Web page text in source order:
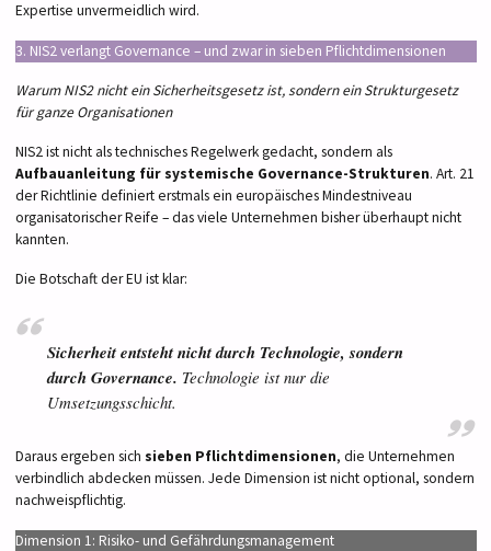
Expertise unvermeidlich wird.
3. NIS2 verlangt Governance – und zwar in sieben Pflichtdimensionen
Warum NIS2 nicht ein Sicherheitsgesetz ist, sondern ein Strukturgesetz
für ganze Organisationen
NIS2 ist nicht als technisches Regelwerk gedacht, sondern als
Aufbauanleitung für systemische Governance-Strukturen. Art. 21
der Richtlinie definiert erstmals ein europäisches Mindestniveau
organisatorischer Reife – das viele Unternehmen bisher überhaupt nicht
kannten.
Die Botschaft der EU ist klar:
Sicherheit entsteht nicht durch Technologie, sondern
durch Governance. Technologie ist nur die
Umsetzungsschicht.
Daraus ergeben sich sieben Pflichtdimensionen, die Unternehmen
verbindlich abdecken müssen. Jede Dimension ist nicht optional, sondern
nachweispflichtig.
Dimension 1: Risiko- und Gefährdungsmanagement